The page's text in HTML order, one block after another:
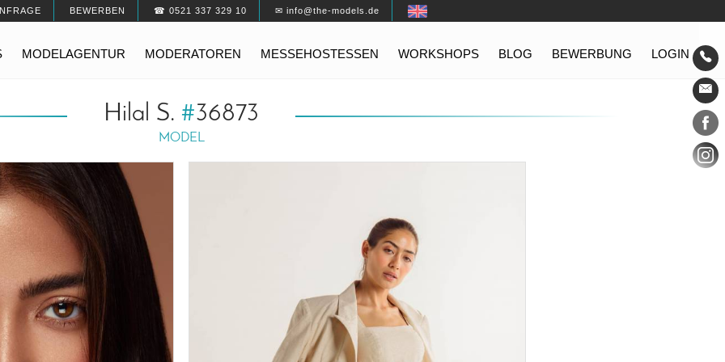
BEWERBEN ☎ 0521 337 329 10 ✉ info@the-models.de
MODELAGENTUR MODERATOREN MESSEHOSTESSEN WORKSHOPS BLOG BEWERBUNG LOGIN
Hilal S. #36873
MODEL